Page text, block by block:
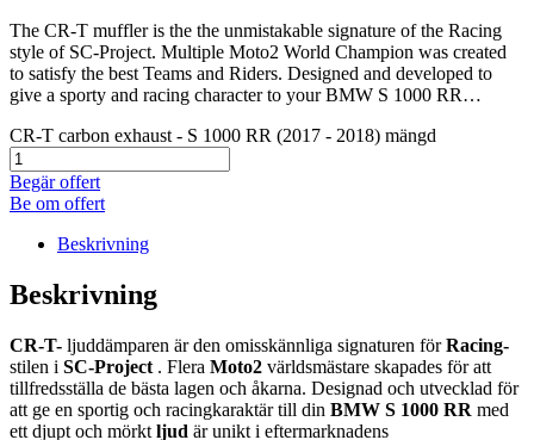
The CR-T muffler is the the unmistakable signature of the Racing
style of SC-Project. Multiple Moto2 World Champion was created
to satisfy the best Teams and Riders. Designed and developed to
give a sporty and racing character to your BMW S 1000 RR…
CR-T carbon exhaust - S 1000 RR (2017 - 2018) mängd
Begär offert
Be om offert
Beskrivning
Beskrivning
CR-T- ljuddämparen är den omisskännliga signaturen förRacing-
stilen i SC-Project . Flera Moto2 världsmästare skapades för att
tillfredsställa de bästa lagen och åkarna. Designad och utvecklad för
att ge en sportig och racingkaraktär till din BMW S 1000 RR med
ett djupt och mörkt ljud är unikt i eftermarknadens